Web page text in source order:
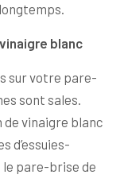
blanc
sur votre pare-
sont sales.
de vinaigre blanc
d’essuies-
le pare-brise de